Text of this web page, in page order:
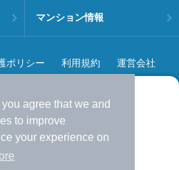
agree that we and
to improve
your experience on
やすくなった
物件探ししませんか？
く地図で物件検索
マンション情報
ポリシー 利用規約 運営会社